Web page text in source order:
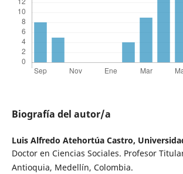
Biografía del autor/a
Luis Alfredo Atehortúa Castro,
Doctor en Ciencias Sociales. Profesor
Antioquia, Medellín, Colombia.